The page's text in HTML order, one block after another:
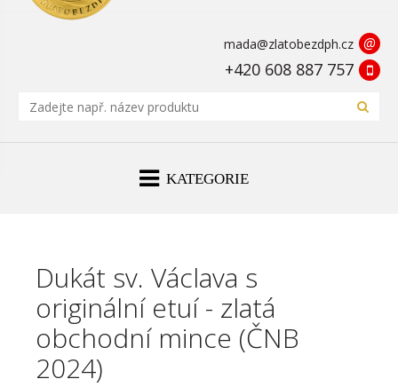
mada@zlatobezdph.cz @
+420 608 887 757
KATEGORIE
Dukát sv. Václava s
originální etuí - zlatá
obchodní mince (ČNB
2024)